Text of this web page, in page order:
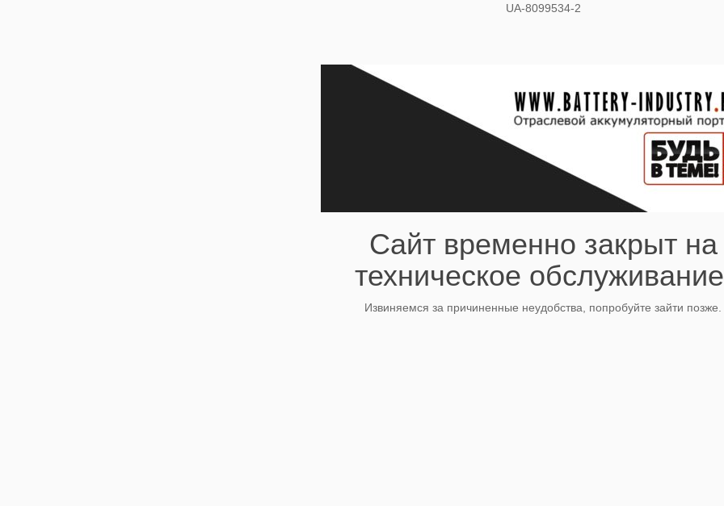
UA-8099534-2
Сайт временно закрыт на
техническое
Извиняемся за причиненные неудобства, попробуйте зайти позже.